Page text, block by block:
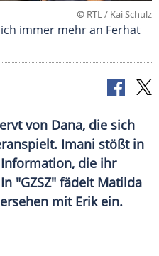
© RTL / Kai Schulz
immer mehr an Ferhat
von Dana, die sich
Imani stößt in
die ihr
"GZSZ" fädelt Matilda
mit Erik ein.